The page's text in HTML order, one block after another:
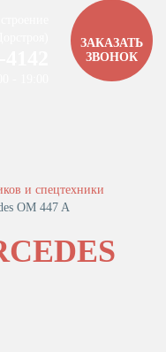
ЗАКАЗАТЬ
ЗВОНОК
и спецтехники
OM 447 A